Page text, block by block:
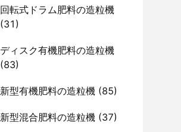
回転式ドラム肥料の造粒機
(31)
ディスク有機肥料の造粒機
(83)
新型有機肥料の造粒機 (85)
新型混合肥料の造粒機 (37)